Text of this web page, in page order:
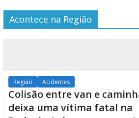
Acontece na Região
Região Acidentes
Colisão entre van e
deixa uma vítima fatal na